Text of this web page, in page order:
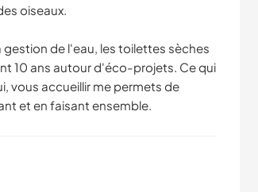
oiseaux.
de l'eau, les toilettes sèches
10 ans autour d'éco-projets. Ce qui
vous accueillir me permets de
et en faisant ensemble.